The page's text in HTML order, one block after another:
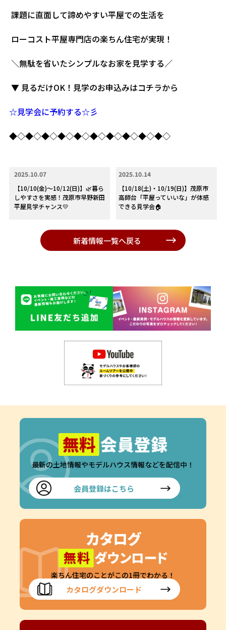
課題に直面して諦めやすい平屋での生活を
ローコスト平屋専門店の楽ちん住宅が実現！
＼無駄を省いたシンプルなお家を見学する／
▼ 見るだけOK！見学のお申込みはコチラから
☆見学会に予約する☆彡
◆◇◆◇◆◇◆◇◆◇◆◇◆◇◆◇◆◇◆◇
2025.10.07
【10/10(金)～10/12(日)】🌿暮ら
しやすさを実感！茂原市早野新田
平屋見学チャンス💛
2025.10.14
【10/18(土)・10/19(日)】茂原市
高師台「平屋っていいな」が体感
できる見学会🏠
新着情報一覧へ戻る
最新の土地情報やモデルハウス情報などを配信中！
会員登録はこちら
楽ちん住宅のことがこの1冊でわかる！
カタログダウンロード